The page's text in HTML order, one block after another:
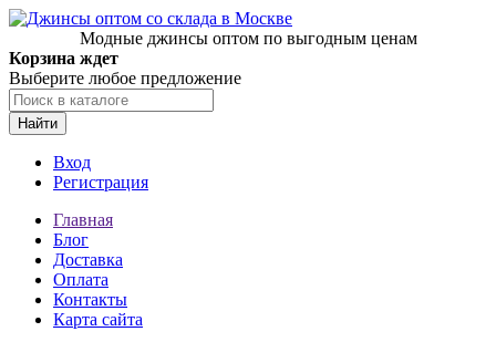
Модные джинсы оптом по выгодным ценам
Корзина ждет
Выберите любое предложение
Найти
Вход
Регистрация
Главная
Блог
Доставка
Оплата
Контакты
Карта сайта